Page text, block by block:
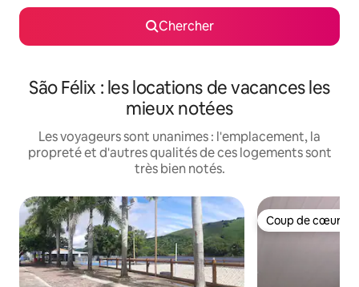
Chercher
São Félix : les locations de vacances les
mieux notées
Les voyageurs sont unanimes : l'emplacement, la
propreté et d'autres qualités de ces logements sont
très bien notés.
Coup de cœur
Coup de cœur